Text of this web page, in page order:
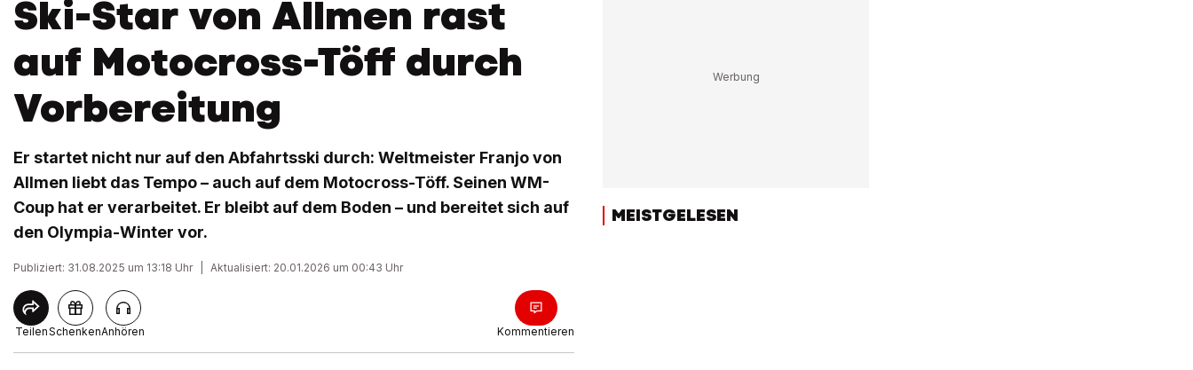
Ski-Star von Allmen rast
auf Motocross-Töff durch
Vorbereitung
Er startet nicht nur auf den Abfahrtsski durch: Weltmeister Franjo von
Allmen liebt das Tempo – auch auf dem Motocross-Töff. Seinen WM-
Coup hat er verarbeitet. Er bleibt auf dem Boden – und bereitet sich auf
den Olympia-Winter vor.
Publiziert: 31.08.2025 um 13:18 Uhr Aktualisiert: 20.01.2026 um 00:43 Uhr
TeilenSchenkenAnhören Kommentieren
MEISTGELESEN